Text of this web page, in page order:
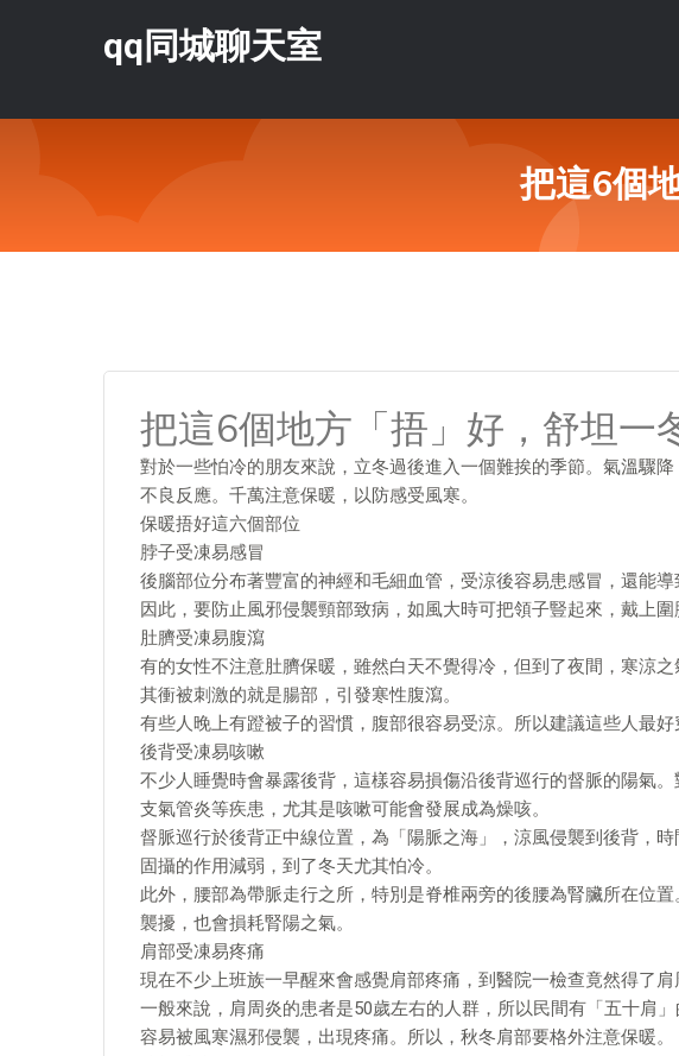
qq同城聊天室
把這6個
把這6個地方「捂」好，舒坦一
對於一些怕冷的朋友來說，立冬過後進入一個難挨的季節。氣溫驟
不良反應。千萬注意保暖，以防感受風寒。
保暖捂好這六個部位
脖子受凍易感冒
後腦部位分布著豐富的神經和毛細血管，受涼後容易患感冒，還能導
因此，要防止風邪侵襲頸部致病，如風大時可把領子豎起來，戴上圍
肚臍受凍易腹瀉
有的女性不注意肚臍保暖，雖然白天不覺得冷，但到了夜間，寒涼
其衝被刺激的就是腸部，引發寒性腹瀉。
有些人晚上有蹬被子的習慣，腹部很容易受涼。所以建議這些人最好
後背受凍易咳嗽
不少人睡覺時會暴露後背，這樣容易損傷沿後背巡行的督脈的陽氣。
支氣管炎等疾患，尤其是咳嗽可能會發展成為燥咳。
督脈巡行於後背正中線位置，為「陽脈之海」，涼風侵襲到後背，
固攝的作用減弱，到了冬天尤其怕冷。
此外，腰部為帶脈走行之所，特別是脊椎兩旁的後腰為腎臟所在位
襲擾，也會損耗腎陽之氣。
肩部受凍易疼痛
現在不少上班族一早醒來會感覺肩部疼痛，到醫院一檢查竟然得了肩
一般來說，肩周炎的患者是50歲左右的人群，所以民間有「五十肩
容易被風寒濕邪侵襲，出現疼痛。所以，秋冬肩部要格外注意保暖。